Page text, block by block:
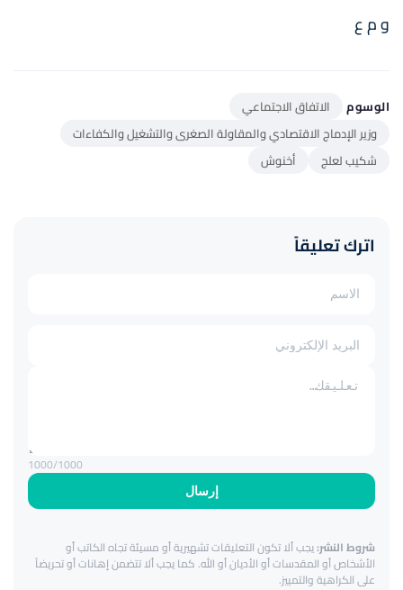
و م ع
الوسوم
الاتفاق الاجتماعي
وزير الإدماج الاقتصادي والمقاولة الصغرى والتشغيل والكفاءات
شكيب لعلج
أخنوش
اترك تعليقاً
إرسال
1000/1000
شروط النشر:يجب ألا تكون التعليقات تشهيرية أو مسيئة تجاه الكاتب أو
الأشخاص أو المقدسات أو الأديان أو الله. كما يجب ألا تتضمن إهانات أو تحريضاً
على الكراهية والتمييز.